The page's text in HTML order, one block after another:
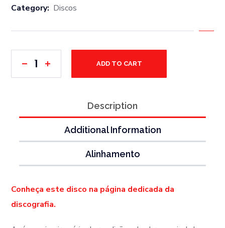
Category: Discos
ADD TO CART
Description
Additional Information
Alinhamento
Conheça este disco na página dedicada da
discografia.